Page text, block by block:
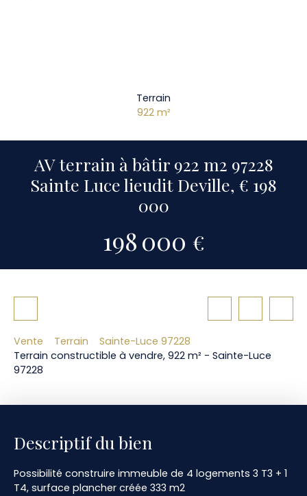
Terrain
922 m²
AV terrain à bâtir 922 m2 97228
Sainte Luce lieudit Deville, € 198
000
198 000 €
Vente Terrain
Sainte-Luce 97228
Terrain constructible à vendre, 922 m² - Sainte-Luce
97228
Descriptif du bien
Possibilité construire immeuble de 4 logements 3 T3 + 1
T4, surface plancher créée 333 m2